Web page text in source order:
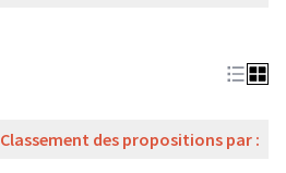
Classement des propositions par :